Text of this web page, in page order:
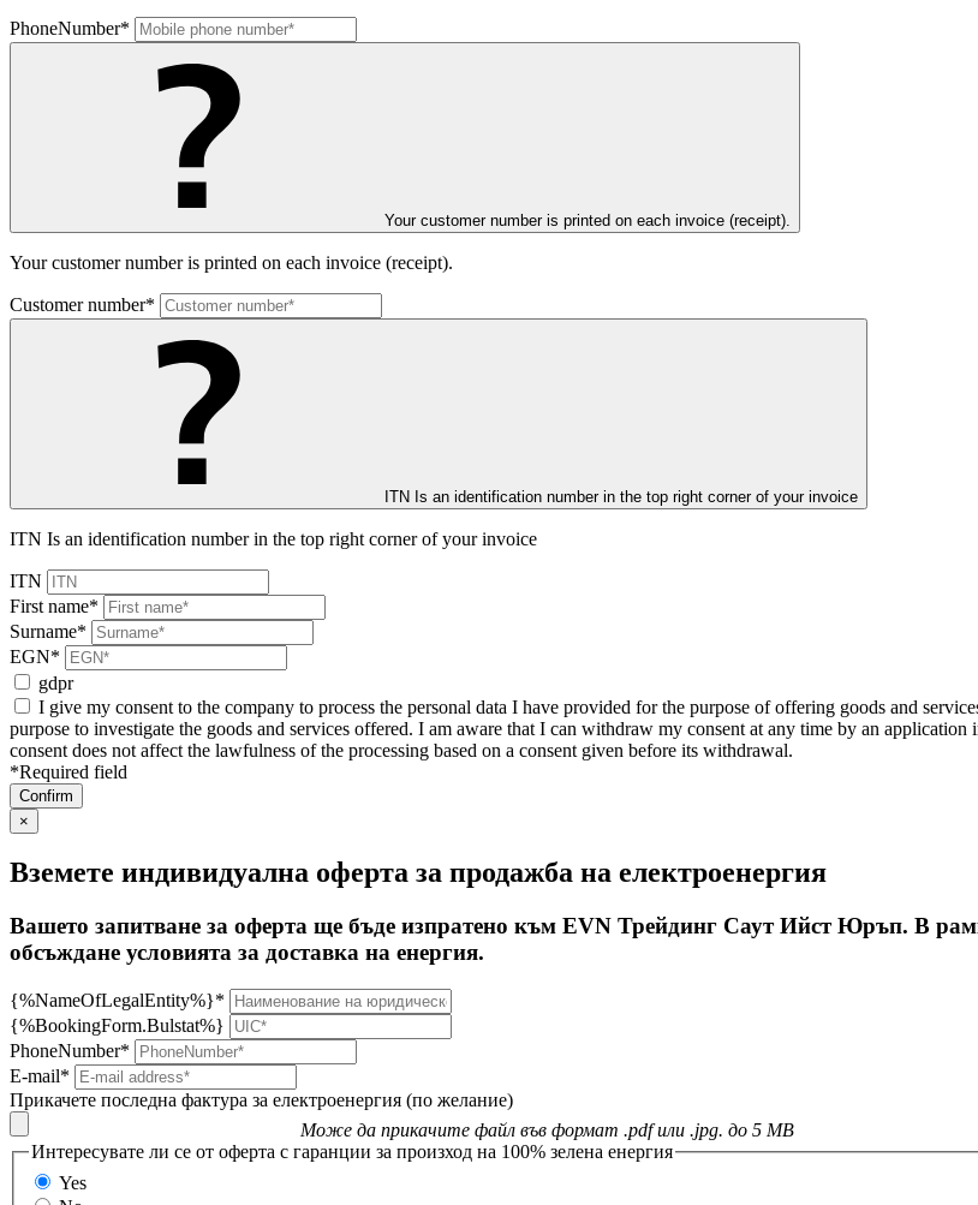
PhoneNumber*
Your customer number is printed on each invoice (receipt).
Your customer number is printed on each invoice (receipt).
Customer number*
ITN Is an identification number in the top right corner of your invoice
ITN Is an identification number in the top right corner of your invoice
ITN
First name*
Surname*
EGN*
gdpr
I give my consent to the company to process the personal data I have provided for the purpose of offering goods and
purpose to investigate the goods and services offered. I am aware that I can withdraw my consent at any time by an
consent does not affect the lawfulness of the processing based on a consent given before its withdrawal.
*Required field
×
Вземете индивидуална оферта за продажба на електроенергия
Вашето запитване за оферта ще бъде изпратено към EVN Трейдинг Саут Ийст Юръп. В
обсъждане условията за доставка на енергия.
{%NameOfLegalEntity%}*
{%BookingForm.Bulstat%}
PhoneNumber*
E-mail*
Прикачете последна фактура за електроенергия (по желание)
Може да прикачите файл във формат .pdf или .jpg. до 5 MB
Интересувате ли се от оферта с гаранции за произход на 100% зелена енергия
Yes